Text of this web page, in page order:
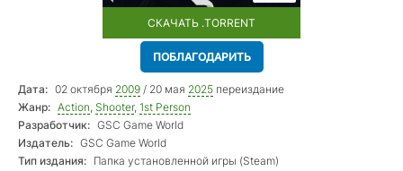
СКАЧАТЬ .TORRENT
ПОБЛАГОДАРИТЬ
Дата: 02 октября 2009 / 20 мая 2025 переиздание
Жанр: Action, Shooter, 1st Person
Разработчик: GSC Game World
Издатель: GSC Game World
Тип издания: Папка установленной игры (Steam)